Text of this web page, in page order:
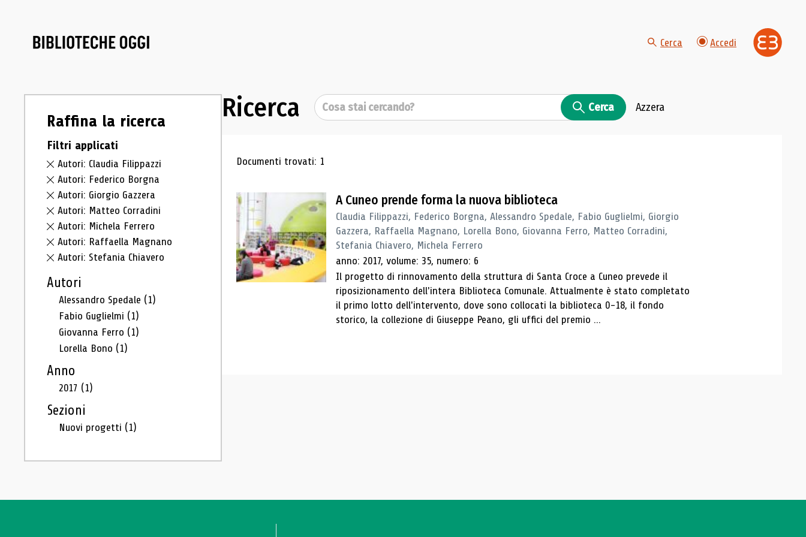
Cerca Accedi
Raffina la ricerca
Filtri applicati
Autori: Claudia Filippazzi
Autori: Federico Borgna
Autori: Giorgio Gazzera
Autori: Matteo Corradini
Autori: Michela Ferrero
Autori: Raffaella Magnano
Autori: Stefania Chiavero
Autori
Alessandro Spedale (1)
Fabio Guglielmi (1)
Giovanna Ferro (1)
Lorella Bono (1)
Anno
2017 (1)
Sezioni
Nuovi progetti (1)
Ricerca Cerca Cerca Azzera
Risultati di ricerca
Documenti trovati: 1
A Cuneo prende forma la nuova biblioteca
Claudia Filippazzi, Federico Borgna, Alessandro Spedale, Fabio Guglielmi, Giorgio
Gazzera, Raffaella Magnano, Lorella Bono, Giovanna Ferro, Matteo Corradini,
Stefania Chiavero, Michela Ferrero
anno: 2017, volume: 35, numero: 6
Il progetto di rinnovamento della struttura di Santa Croce a Cuneo prevede il
riposizionamento dell'intera Biblioteca Comunale. Attualmente è stato completato
il primo lotto dell'intervento, dove sono collocati la biblioteca 0-18, il fondo
storico, la collezione di Giuseppe Peano, gli uffici del premio ...